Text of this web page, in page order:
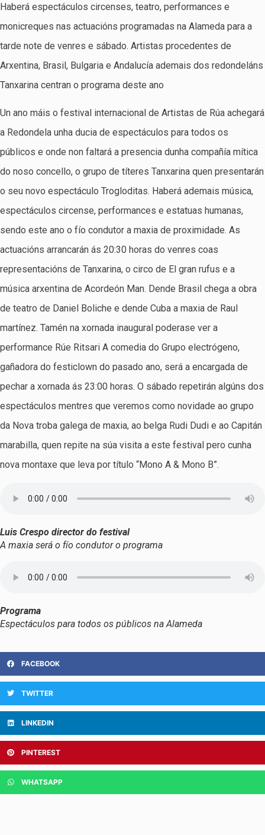
Haberá espectáculos circenses, teatro, performances e
monicreques nas actuacións programadas na Alameda para a
tarde note de venres e sábado. Artistas procedentes de
Arxentina, Brasil, Bulgaria e Andalucía ademais dos redondeláns
Tanxarina centran o programa deste ano
Un ano máis o festival internacional de Artistas de Rúa achegará
a Redondela unha ducia de espectáculos para todos os
públicos e onde non faltará a presencia dunha compañía mítica
do noso concello, o grupo de títeres Tanxarina quen presentarán
o seu novo espectáculo Trogloditas. Haberá ademais música,
espectáculos circense, performances e estatuas humanas,
sendo este ano o fío condutor a maxia de proximidade. As
actuacións arrancarán ás 20:30 horas do venres coas
representacións de Tanxarina, o circo de El gran rufus e a
música arxentina de Acordeón Man. Dende Brasil chega a obra
de teatro de Daniel Boliche e dende Cuba a maxia de Raul
martínez. Tamén na xornada inaugural poderase ver a
performance Rúe Ritsari A comedia do Grupo electrógeno,
gañadora do festiclown do pasado ano, será a encargada de
pechar a xornada ás 23:00 horas. O sábado repetirán algúns dos
espectáculos mentres que veremos como novidade ao grupo
da Nova troba galega de maxia, ao belga Rudi Dudi e ao Capitán
marabilla, quen repite na súa visita a este festival pero cunha
nova montaxe que leva por título “Mono A & Mono B”.
Luis Crespo director do festival
A maxia será o fío condutor o programa
Programa
Espectáculos para todos os públicos na Alameda
FACEBOOK
TWITTER
LINKEDIN
PINTEREST
WHATSAPP